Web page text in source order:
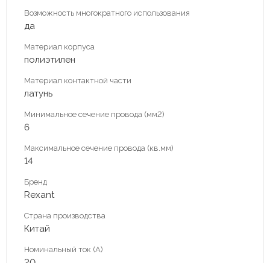
Возможность многократного использования
да
Материал корпуса
полиэтилен
Материал контактной части
латунь
Минимальное сечение провода (мм2)
6
Максимальное сечение провода (кв.мм)
14
Бренд
Rexant
Страна производства
Китай
Номинальный ток (А)